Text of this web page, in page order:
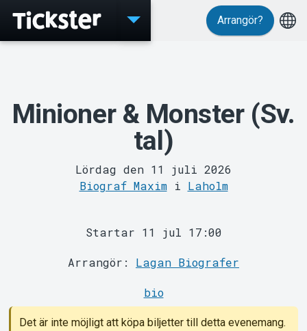
MyTickster
Support
Arrangör?
Minioner & Monster (Sv.
tal)
Lördag den 11 juli 2026
Biograf Maximi Laholm
Startar 11 jul 17:00
Arrangör: Lagan Biografer
bio
Det är inte möjligt att köpa biljetter till detta evenemang.